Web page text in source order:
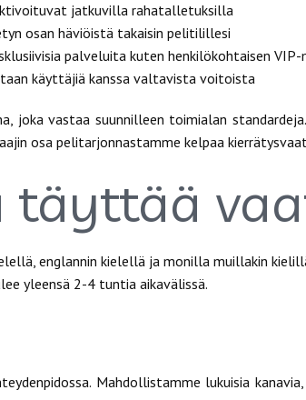
jatkuvilla rahatalletuksilla
osan häviöistä takaisin pelitilillesi
palveluita kuten henkilökohtaisen VIP-
käyttäjiä kanssa valtavista voitoista
joka vastaa suunnilleen toimialan
osa pelitarjonnastamme kelpaa
täyttää
englannin kielellä ja monilla muillakin
yleensä 2-4 tuntia aikavälissä.
Mahdollistamme lukuisia